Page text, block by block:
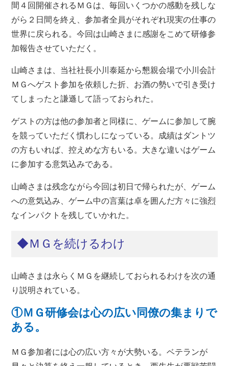
間４回開催されるＭＧは、毎回いくつかの感動を残しな
がら２日間を終え、参加者全員がそれぞれ現実の仕事の
世界に戻られる。今回は山崎さまに感謝をこめて研修参
加報告させていただく。
山崎さまは、当社社長小川泰延から懇親会場で小川会計
ＭＧへゲスト参加を依頼した折、お酒の勢いで引き受け
てしまったと謙遜して語っておられた。
ゲストの方は他の参加者と同様に、ゲームに参加して腕
を競っていただく慣わしになっている。成績はダントツ
の方もいれば、控えめな方もいる。大きな違いはゲーム
に参加する意気込みである。
山崎さまは残念ながら今回は初日で帰られたが、ゲーム
への意気込み、ゲーム中の言葉は卓を囲んだ方々に強烈
なインパクトを残していかれた。
◆ＭＧを続けるわけ
山崎さまは永らくＭＧを継続しておられるわけを次の通
り説明されている。
①ＭＧ研修会は心の広い同僚の集まりで
ある。
ＭＧ参加者には心の広い方々が大勢いる。ベテランが